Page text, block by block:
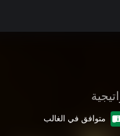
متوافق في الغالب